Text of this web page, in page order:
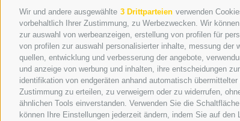
Wir und andere ausgewählte 3 Drittparteien verwenden
vorbehaltlich Ihrer Zustimmung, zu Werbezwecken. Wir
zur auswahl von werbeanzeigen, erstellung von profilen für
von profilen zur auswahl personalisierter inhalte, messung
quellen, entwicklung und verbesserung der angebote,
und anzeige von werbung und inhalten, ihre entscheidungen
identifikation von endgeräten anhand automatisch
Zustimmung zu erteilen, zu verweigern oder zu widerrufen,
ähnlichen Tools einverstanden. Verwenden Sie die
können Ihre Einstellungen jederzeit ändern, indem Sie auf
WIPP-MEDIA GMBH
DER ERKER
NEUSTADT 20A
I-39049 STERZING
TEL.: +39 0472 766876
GRAFIK@DERERKER.IT
INFO@DERERKER.IT
BARBARA.FONTANA@DERERKER.IT